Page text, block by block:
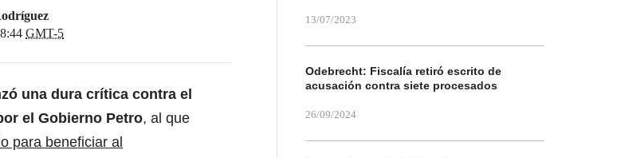
GMT-5
una dura crítica contra el
el Gobierno Petro, al que
para beneficiar al
13/07/2023
Odebrecht: Fiscalía retiró escrito de
acusación contra siete procesados
26/09/2024